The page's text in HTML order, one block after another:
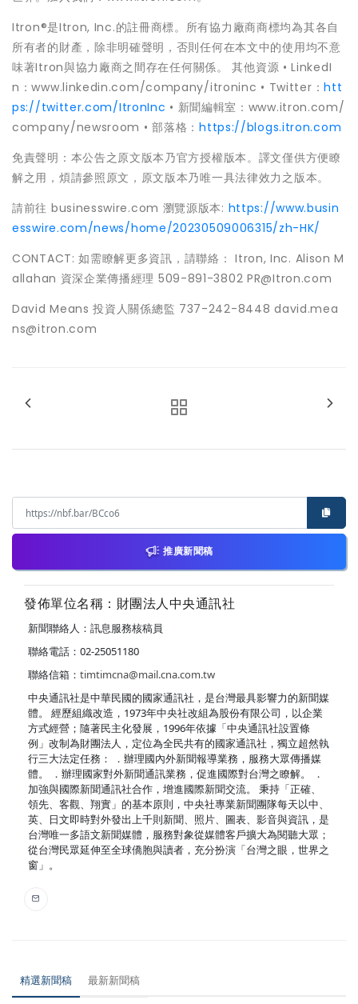
Itron®是Itron, Inc.的註冊商標。所有協力廠商商標均為其各自
所有者的財產，除非明確聲明，否則任何在本文中的使用均不意
味著Itron與協力廠商之間存在任何關係。 其他資源 • LinkedI
n：www.linkedin.com/company/itroninc • Twitter：htt
ps://twitter.com/ItronInc • 新聞編輯室：www.itron.com/
company/newsroom • 部落格：https://blogs.itron.com
免責聲明：本公告之原文版本乃官方授權版本。譯文僅供方便瞭
解之用，煩請參照原文，原文版本乃唯一具法律效力之版本。
請前往 businesswire.com 瀏覽源版本: https://www.busin
esswire.com/news/home/20230509006315/zh-HK/
CONTACT: 如需瞭解更多資訊，請聯絡： Itron, Inc. Alison M
allahan 資深企業傳播經理 509-891-3802 PR@Itron.com
David Means 投資人關係總監 737-242-8448 david.mea
ns@itron.com
推廣新聞稿
發佈單位名稱：財團法人中央通訊社
新聞聯絡人：訊息服務核稿員
聯絡電話：02-25051180
聯絡信箱： timtimcna@mail.cna.com.tw
中央通訊社是中華民國的國家通訊社，是台灣最具影響力的新聞媒
體。 經歷組織改造，1973年中央社改組為股份有限公司，以企業
方式經營；隨著民主化發展，1996年依據「中央通訊社設置條
例」改制為財團法人，定位為全民共有的國家通訊社，獨立超然執
行三大法定任務： ．辦理國內外新聞報導業務，服務大眾傳播媒
體。 ．辦理國家對外新聞通訊業務，促進國際對台灣之瞭解。 ．
加強與國際新聞通訊社合作，增進國際新聞交流。 秉持「正確、
領先、客觀、翔實」的基本原則，中央社專業新聞團隊每天以中、
英、日文即時對外發出上千則新聞、照片、圖表、影音與資訊，是
台灣唯一多語文新聞媒體，服務對象從媒體客戶擴大為閱聽大眾；
從台灣民眾延伸至全球僑胞與讀者，充分扮演「台灣之眼，世界之
窗」。
精選新聞稿 最新新聞稿